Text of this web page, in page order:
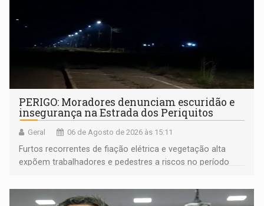
PERIGO: Moradores denunciam escuridão e
insegurança na Estrada dos Periquitos
Geral 06 de Agosto de 2026 às 15:11
Furtos recorrentes de fiação elétrica e vegetação alta
expõem trabalhadores e pedestres a riscos no período